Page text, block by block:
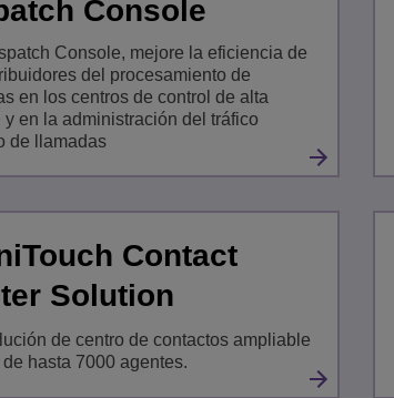
Console
Console, mejore la eficiencia de
del procesamiento de
en los centros de control de alta
y en la administración del tráfico
de llamadas
Contact
Solution
de centro de contactos ampliable
hasta 7000 agentes.